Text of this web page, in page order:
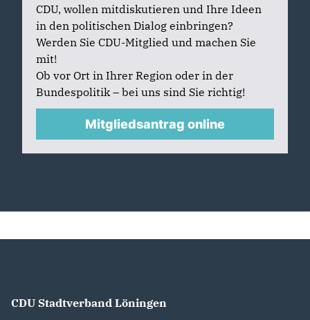
CDU, wollen mitdiskutieren und Ihre Ideen
in den politischen Dialog einbringen?
Werden Sie CDU-Mitglied und machen Sie
mit!
Ob vor Ort in Ihrer Region oder in der
Bundespolitik – bei uns sind Sie richtig!
Mitgliedsantrag online
CDU Stadtverband Löningen